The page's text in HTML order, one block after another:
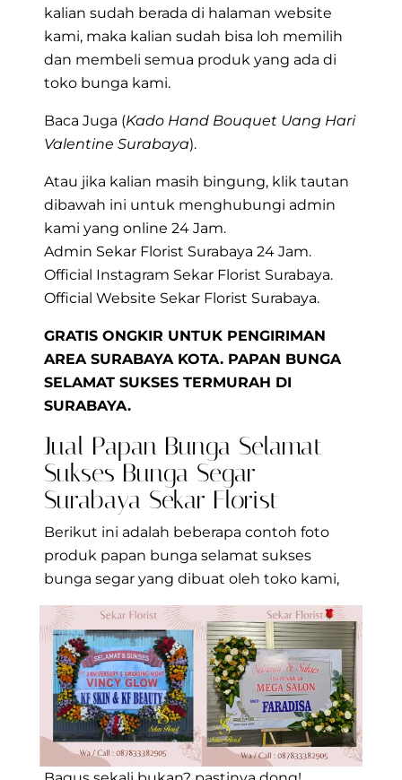
kalian sudah berada di halaman website
kami, maka kalian sudah bisa loh memilih
dan membeli semua produk yang ada di
toko bunga kami.
Baca Juga (Kado Hand Bouquet Uang Hari
Valentine Surabaya).
Atau jika kalian masih bingung, klik tautan
dibawah ini untuk menghubungi admin
kami yang online 24 Jam.
Admin Sekar Florist Surabaya 24 Jam.
Official Instagram Sekar Florist Surabaya.
Official Website Sekar Florist Surabaya.
GRATIS ONGKIR UNTUK PENGIRIMAN
AREA SURABAYAKOTA. PAPAN BUNGA
SELAMAT SUKSES TERMURAH DI
SURABAYA.
Jual Papan Bunga Selamat
Sukses Bunga Segar
Surabaya Sekar Florist
Berikut ini adalah beberapa contoh foto
produk papan bunga selamat sukses
bunga segar yang dibuat oleh toko kami,